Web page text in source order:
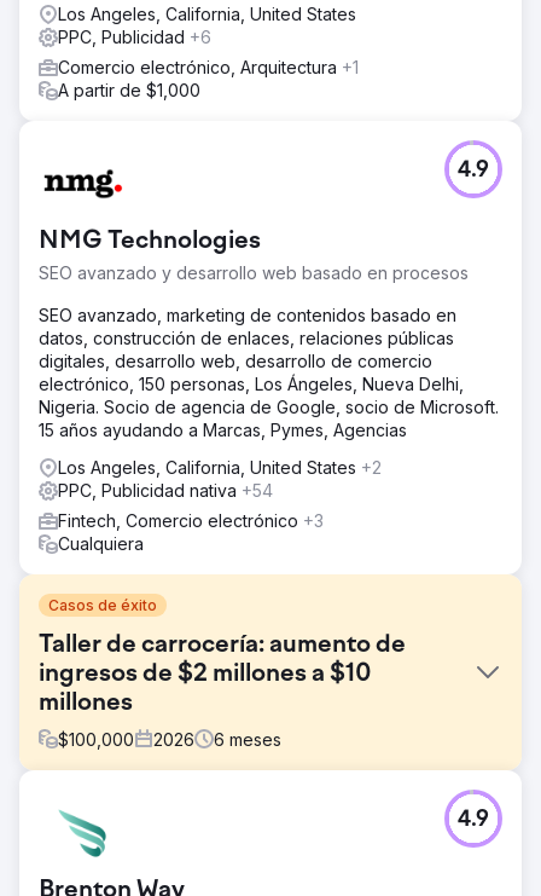
Los Angeles, California, United States
PPC, Publicidad +6
Comercio electrónico, Arquitectura +1
A partir de $1,000
NMG Technologies
SEO avanzado y desarrollo web basado en procesos
4.9
SEO avanzado, marketing de contenidos basado en
datos, construcción de enlaces, relaciones públicas
digitales, desarrollo web, desarrollo de comercio
electrónico, 150 personas, Los Ángeles, Nueva Delhi,
Nigeria. Socio de agencia de Google, socio de Microsoft.
15 años ayudando a Marcas, Pymes, Agencias
Los Angeles, California, United States +2
PPC, Publicidad nativa +54
Fintech, Comercio electrónico +3
Cualquiera
Casos de éxito
Taller de carrocería: aumento de
ingresos de $2 millones a $10
millones
$100,000 2026 6 meses
Este taller de carrocería tenía dificultades para atraer
nuevos clientes con un sitio web mal optimizado y sin
Brenton Way
4.9